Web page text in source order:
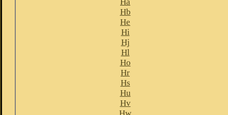
Hb
He
Hi
Hj
Hl
Ho
Hr
Hs
Hu
Hv